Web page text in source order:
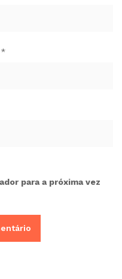
*
para a próxima vez